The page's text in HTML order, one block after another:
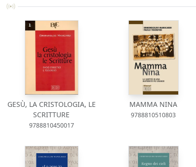
GESÙ, LA CRISTOLOGIA, LE
SCRITTURE
9788810450017
MAMMA NINA
9788810510803